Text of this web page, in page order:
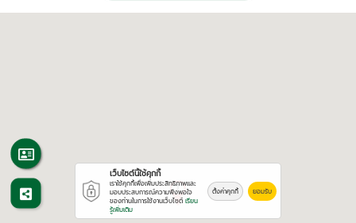
เว็บไซต์นี้ใช้คุกกี้
เราใช้คุกกี้เพื่อเพิ่มประสิทธิภาพและ
มอบประสบการณ์ความพึงพอใจ
ของท่านในการใช้งานเว็บไซต์ เรียน
รู้เพิ่มเติม
ตั้งค่าคุกกี้ ยอมรับ